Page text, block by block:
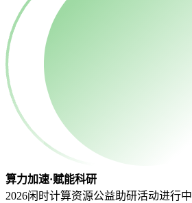
算力加速·赋能科研
2026闲时计算资源公益助研活动进行中